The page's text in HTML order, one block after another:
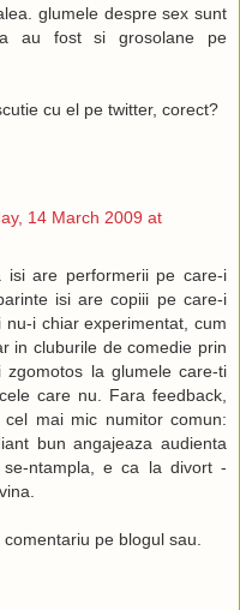
glumele despre sex sunt
au fost si grosolane pe
cu el pe twitter, corect?
14 March 2009 at
isi are performerii pe care-i
isi are copiii pe care-i
i chiar experimentat, cum
in cluburile de comedie prin
la glumele care-ti
care nu. Fara feedback,
mai mic numitor comun:
bun angajeaza audienta
ntampla, e ca la divort -
pe blogul sau.